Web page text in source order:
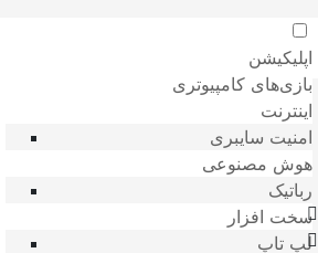
اپلیکیشن
بازی‌های کامپیوتری
اینترنت
امنیت سایبری
هوش مصنوعی
رباتیک
سخت افزار
لپ تاپ